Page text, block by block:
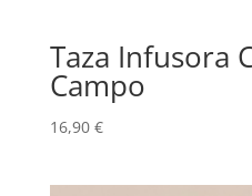
Taza Infusora
Campo
16,90 €